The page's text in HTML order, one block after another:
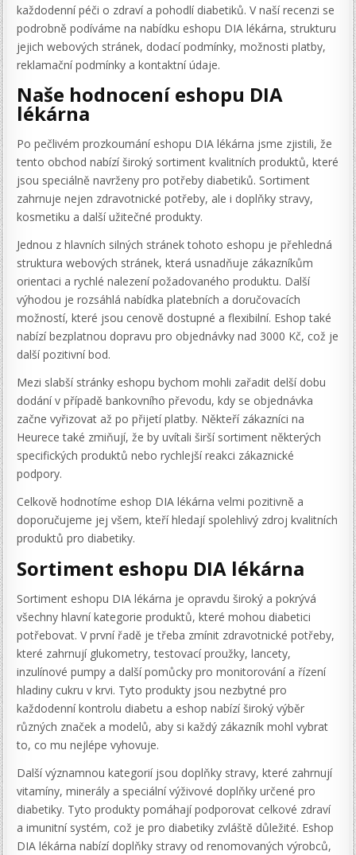
každodenní péči o zdraví a pohodlí diabetiků. V naší recenzi se
podrobně podíváme na nabídku eshopu DIA lékárna, strukturu
jejich webových stránek, dodací podmínky, možnosti platby,
reklamační podmínky a kontaktní údaje.
Naše hodnocení eshopu DIA
lékárna
Po pečlivém prozkoumání eshopu DIA lékárna jsme zjistili, že
tento obchod nabízí široký sortiment kvalitních produktů, které
jsou speciálně navrženy pro potřeby diabetiků. Sortiment
zahrnuje nejen zdravotnické potřeby, ale i doplňky stravy,
kosmetiku a další užitečné produkty.
Jednou z hlavních silných stránek tohoto eshopu je přehledná
struktura webových stránek, která usnadňuje zákazníkům
orientaci a rychlé nalezení požadovaného produktu. Další
výhodou je rozsáhlá nabídka platebních a doručovacích
možností, které jsou cenově dostupné a flexibilní. Eshop také
nabízí bezplatnou dopravu pro objednávky nad 3000 Kč, což je
další pozitivní bod.
Mezi slabší stránky eshopu bychom mohli zařadit delší dobu
dodání v případě bankovního převodu, kdy se objednávka
začne vyřizovat až po přijetí platby. Někteří zákazníci na
Heurece také zmiňují, že by uvítali širší sortiment některých
specifických produktů nebo rychlejší reakci zákaznické
podpory.
Celkově hodnotíme eshop DIA lékárna velmi pozitivně a
doporučujeme jej všem, kteří hledají spolehlivý zdroj kvalitních
produktů pro diabetiky.
Sortiment eshopu DIA lékárna
Sortiment eshopu DIA lékárna je opravdu široký a pokrývá
všechny hlavní kategorie produktů, které mohou diabetici
potřebovat. V první řadě je třeba zmínit zdravotnické potřeby,
které zahrnují glukometry, testovací proužky, lancety,
inzulínové pumpy a další pomůcky pro monitorování a řízení
hladiny cukru v krvi. Tyto produkty jsou nezbytné pro
každodenní kontrolu diabetu a eshop nabízí široký výběr
různých značek a modelů, aby si každý zákazník mohl vybrat
to, co mu nejlépe vyhovuje.
Další významnou kategorií jsou doplňky stravy, které zahrnují
vitamíny, minerály a speciální výživové doplňky určené pro
diabetiky. Tyto produkty pomáhají podporovat celkové zdraví
a imunitní systém, což je pro diabetiky zvláště důležité. Eshop
DIA lékárna nabízí doplňky stravy od renomovaných výrobců,